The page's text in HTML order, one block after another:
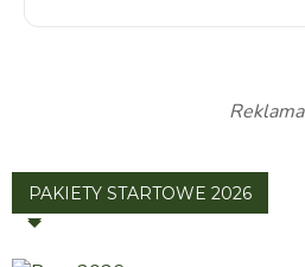
Reklama
PAKIETY STARTOWE 2026